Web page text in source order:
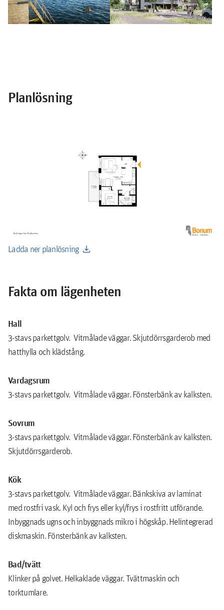
Planlösning
Ladda ner planlösning download
Fakta om lägenheten
Hall
3-stavs parkettgolv. Vitmålade väggar. Skjutdörrsgarderob med
hatthylla och klädstång.
Vardagsrum
3-stavs parkettgolv. Vitmålade väggar. Fönsterbänk av kalksten.
Sovrum
3-stavs parkettgolv. Vitmålade väggar. Fönsterbänk av kalksten.
Skjutdörrsgarderob.
Kök
3-stavs parkettgolv. Vitmålade väggar. Bänkskiva av laminat
med rostfri vask. Kyl och frys eller kyl/frys i rostfritt utförande.
Inbyggnads ugns och inbyggnads mikro i högskåp. Helintegrerad
diskmaskin. Fönsterbänk av kalksten.
Bad/tvätt
Klinker på golvet. Helkaklade väggar. Tvättmaskin och
torktumlare.